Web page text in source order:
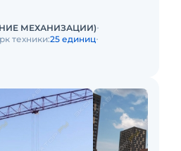
МЕХАНИЗАЦИИ)
техники:25 единиц